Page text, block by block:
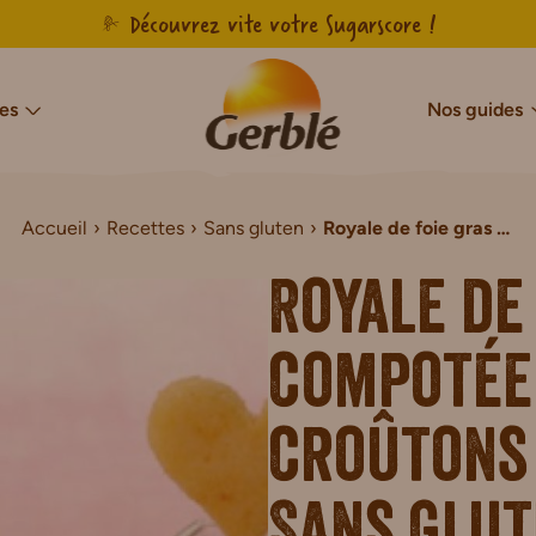
Découvrez vite votre Sugarscore !
& Sans Sucres Ajoutés
Sucres & Sans Sucres Ajoutés
Sucres & Sans Sucres Ajoutés
Chocolat Sans Sucres Ajoutés
Sans Sucres Ajoutés
Sans gluten
Biscuits Sans Gluten
Gâteaux Sans Gluten
Tartines Sans Gluten
Pains de mie Sans Gluten
Petit-déjeuner Sans Gluten
Notre savoir-faire français Agir pour
Sans sucres Sans
Nos guides
Accueil Recettes Sans gluten Royale de foie gras et compotée de rhubarbe, croûtons de pain de mie Sans Gluten
Royale
croûtons